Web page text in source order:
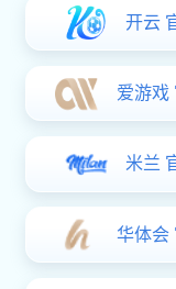
提取设备
浓缩设备
储罐设备
过滤干燥设备